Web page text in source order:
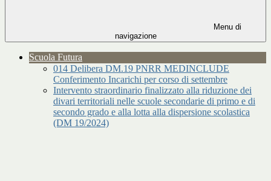
Menu di
navigazione
Scuola Futura
014 Delibera DM.19 PNRR MEDINCLUDE
Conferimento Incarichi per corso di settembre
Intervento straordinario finalizzato alla riduzione dei
divari territoriali nelle scuole secondarie di primo e di
secondo grado e alla lotta alla dispersione scolastica
(DM 19/2024)